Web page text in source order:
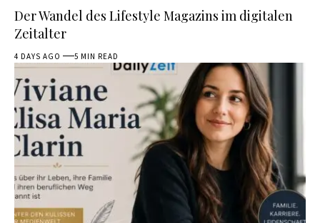
Der Wandel des Lifestyle Magazins im digitalen
Zeitalter
4 DAYS AGO 5 MIN READ